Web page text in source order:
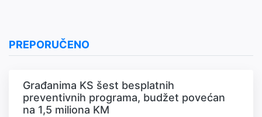
PREPORUČENO
Građanima KS šest besplatnih
preventivnih programa, budžet povećan
na 1,5 miliona KM